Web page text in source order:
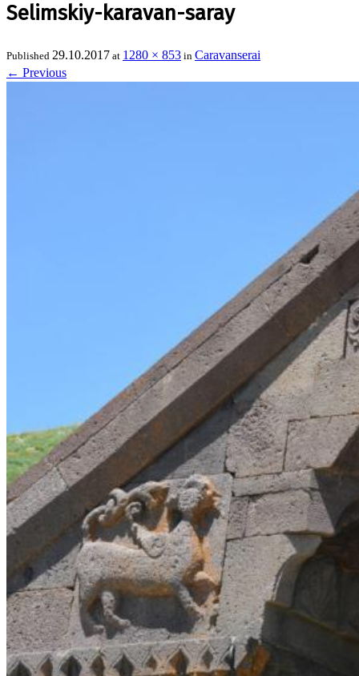
Selimskiy-karavan-saray
Published 29.10.2017 at 1280 × 853 in Caravanserai
← Previous